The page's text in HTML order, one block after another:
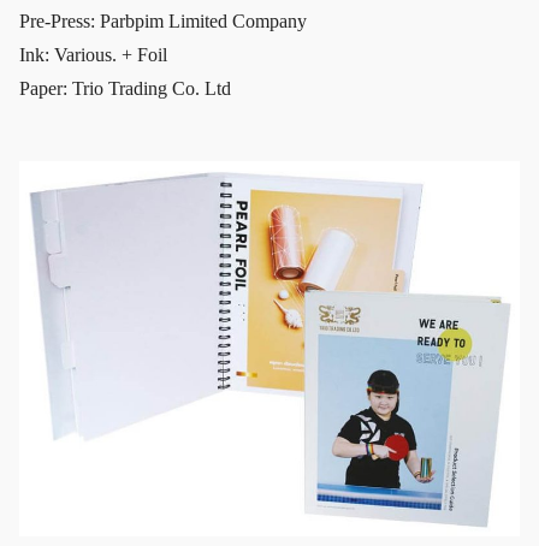
Pre-Press: Parbpim Limited Company
Ink: Various. + Foil
Paper: Trio Trading Co. Ltd